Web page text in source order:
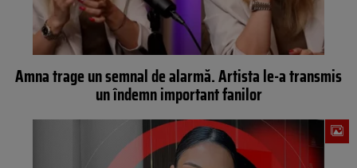
Amna trage un semnal de alarmă. Artista le-a transmis
un îndemn important fanilor